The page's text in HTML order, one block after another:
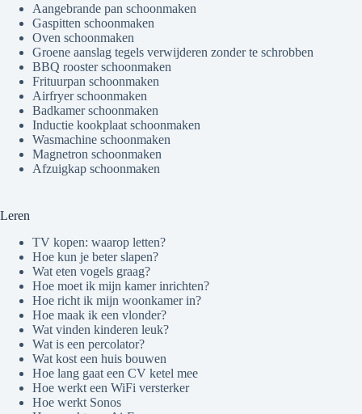
Aangebrande pan schoonmaken
Gaspitten schoonmaken
Oven schoonmaken
Groene aanslag tegels verwijderen zonder te schrobben
BBQ rooster schoonmaken
Frituurpan schoonmaken
Airfryer schoonmaken
Badkamer schoonmaken
Inductie kookplaat schoonmaken
Wasmachine schoonmaken
Magnetron schoonmaken
Afzuigkap schoonmaken
Leren
TV kopen: waarop letten?
Hoe kun je beter slapen?
Wat eten vogels graag?
Hoe moet ik mijn kamer inrichten?
Hoe richt ik mijn woonkamer in?
Hoe maak ik een vlonder?
Wat vinden kinderen leuk?
Wat is een percolator?
Wat kost een huis bouwen
Hoe lang gaat een CV ketel mee
Hoe werkt een WiFi versterker
Hoe werkt Sonos